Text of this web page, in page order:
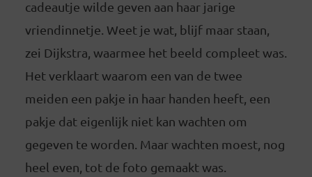
cadeautje wilde geven aan haar jarige
vriendinnetje. Weet je wat, blijf maar staan,
zei Dijkstra, waarmee het beeld compleet was.
Het verklaart waarom een van de twee
meiden een pakje in haar handen heeft, een
pakje dat eigenlijk niet kan wachten om
gegeven te worden. Maar wachten moest, nog
heel even, tot de foto gemaakt was.